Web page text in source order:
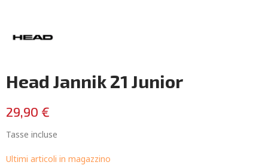
Head Jannik 21 Junior
29,90 €
Tasse incluse
Ultimi articoli in magazzino